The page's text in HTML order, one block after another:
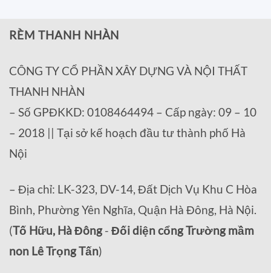
RÈM THANH NHÀN
CÔNG TY CỔ PHẦN XÂY DỰNG VÀ NỘI THẤT
THANH NHÀN
– Số GPĐKKD: 0108464494 – Cấp ngày: 09 – 10
– 2018 || Tại sở kế hoạch đầu tư thành phố Hà
Nội
– Địa chỉ: LK-323, DV-14, Đất Dịch Vụ Khu C Hòa
Bình, Phường Yên Nghĩa, Quận Hà Đông, Hà Nội.
(Tố Hữu, Hà Đông- Đối diện cổng Trường mầm
non Lê Trọng Tấn)